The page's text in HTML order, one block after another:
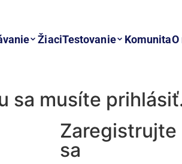
ŽiaciTestovanie KomunitaO
sa musíte
Zaregistrujte
sa